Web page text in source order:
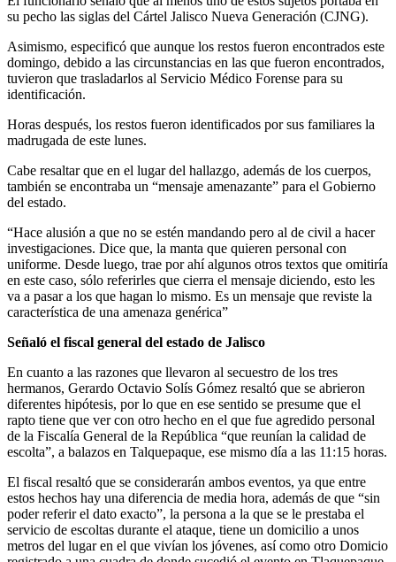
su pecho las siglas del Cártel Jalisco Nueva Generación (CJNG).
Asimismo, especificó que aunque los restos fueron encontrados este
domingo, debido a las circunstancias en las que fueron encontrados,
tuvieron que trasladarlos al Servicio Médico Forense para su
identificación.
Horas después, los restos fueron identificados por sus familiares la
madrugada de este lunes.
Cabe resaltar que en el lugar del hallazgo, además de los cuerpos,
también se encontraba un “mensaje amenazante” para el Gobierno
del estado.
“Hace alusión a que no se estén mandando pero al de civil a hacer
investigaciones. Dice que, la manta que quieren personal con
uniforme. Desde luego, trae por ahí algunos otros textos que omitiría
en este caso, sólo referirles que cierra el mensaje diciendo, esto les
va a pasar a los que hagan lo mismo. Es un mensaje que reviste la
característica de una amenaza genérica”
Señaló el fiscal general del estado de Jalisco
En cuanto a las razones que llevaron al secuestro de los tres
hermanos, Gerardo Octavio Solís Gómez resaltó que se abrieron
diferentes hipótesis, por lo que en ese sentido se presume que el
rapto tiene que ver con otro hecho en el que fue agredido personal
de la Fiscalía General de la República “que reunían la calidad de
escolta”, a balazos en Talquepaque, ese mismo día a las 11:15 horas.
El fiscal resaltó que se considerarán ambos eventos, ya que entre
estos hechos hay una diferencia de media hora, además de que “sin
poder referir el dato exacto”, la persona a la que se le prestaba el
servicio de escoltas durante el ataque, tiene un domicilio a unos
metros del lugar en el que vivían los jóvenes, así como otro Domicio